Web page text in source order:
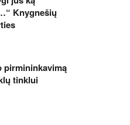
Knygnešių
pirmininkavimą
tinklui